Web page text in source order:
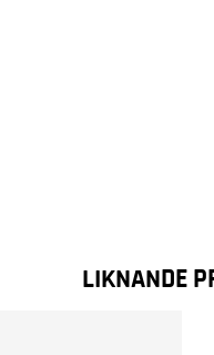
LIKNANDE